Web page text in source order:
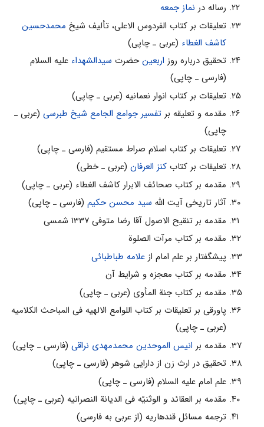
رساله در نماز جمعه
تعلیقات بر کتاب الفردوس الاعلی، تألیف شیخ محمدحسین
کاشف الغطاء (عربی ـ چاپی)
تحقیق درباره روز اربعینحضرت سیدالشهداء علیه السلام
(فارسی ـ چاپی)
تعلیقات بر کتاب انوار نعمانیه (عربی ـ چاپی)
مقدمه و تعلیقه بر تفسیر جوامع الجامع شیخ طبرسی(عربی ـ
چاپی)
تعلیقات بر کتاب اسلام صراط مستقیم (فارسی ـ چاپی)
تعلیقات بر کتاب کنز العرفان(عربی ـ خطی)
مقدمه بر کتاب صحائف الابرار کاشف الغطاء (عربی ـ چاپی)
آثار تاریخی آیت الله سید محسن حکیم(فارسی ـ چاپی)
مقدمه بر تنقیح الاصول آقا رضا متوفی ۱۳۳۷ شمسی
مقدمه بر کتاب مرآت الصلوة
پیشگفتار بر علم امام از علامه طباطبائی
مقدمه بر کتاب معجزه و شرایط آن
مقدمه بر کتاب جنة المأوی (عربی ـ چاپی)
پاورقی بر تعلیقات بر کتاب اللوامع الالهیه فی المباحث الکلامیه
(عربی ـ چاپی)
مقدمه بر انیس الموحدین محمدمهدى نراقى(فارسی ـ چاپی)
تحقیق در ارث زن از دارایی شوهر (فارسی ـ چاپی)
علم امام علیه السلام (فارسی ـ چاپی)
مقدمه بر العقائد و الوثنیّه فی الدیانة النصرانیه (عربی ـ چاپی)
ترجمه مسائل قندهاریه (از عربی به فارسی)